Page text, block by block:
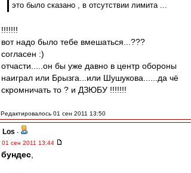
это было сказано , в отсутствии лимита ...
!!!!!!!
вот надо было тебе вмешаться...???
согласен :)
отчасти.....он бы уже давно в центр обороны
наиграл или Брызга...или Шушукова......да чё
скромничать то ? и ДЗЮБУ !!!!!!!
Редактировалось 01 сен 2011 13:50
Los -
01 сен 2011 13:44
бундес